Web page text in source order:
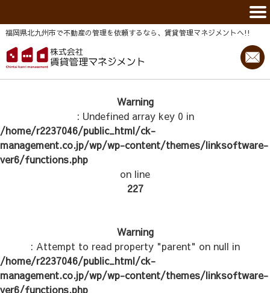
福岡県北九州市で不動産の管理を依頼するなら、賃貸管理マネジメントヘ!!
Warning
: Undefined array key 0 in
/home/r2237046/public_html/ck-
management.co.jp/wp/wp-content/themes/linksoftware-
ver6/functions.php
on line
227
Warning
: Attempt to read property "parent" on null in
/home/r2237046/public_html/ck-
management.co.jp/wp/wp-content/themes/linksoftware-
ver6/functions.php